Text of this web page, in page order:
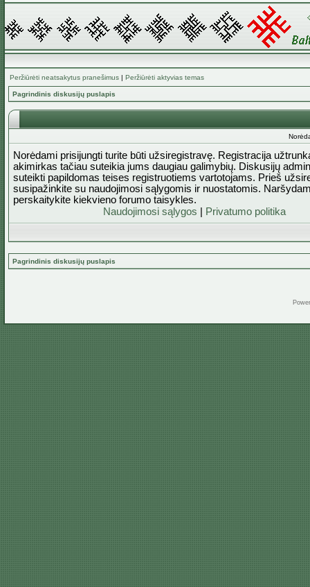
Peržiūrėti neatsakytus pranešimus | Peržiūrėti aktyvias temas
Pagrindinis diskusijų puslapis
Norėdami prisijungti turite būti užsiregistravę. Registracija
akimirkas tačiau suteikia jums daugiau galimybių. Diskusijų
suteikti papildomas teises registruotiems vartotojams. Prieš
susipažinkite su naudojimosi sąlygomis ir nuostatomis.
perskaitykite kiekvieno forumo taisykles.
Naudojimosi sąlygos
Privatumo politika
Pagrindinis diskusijų puslapis